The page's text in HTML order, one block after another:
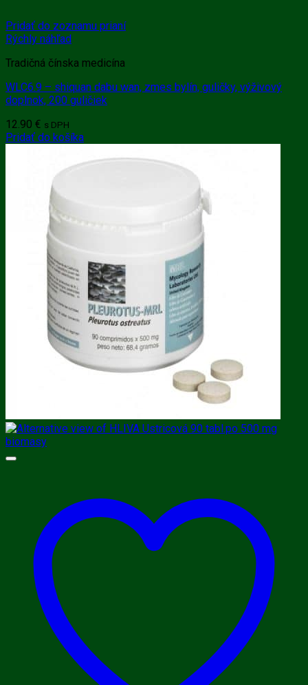
Pridať do zoznamu prianí
Rýchly náhľad
Tradičná čínska medicína
WLC6.9 – shiquan dabu wan, zmes bylín, guličky, výživový
doplnok, 200 guličiek
12.90 € s DPH
Pridať do košíka